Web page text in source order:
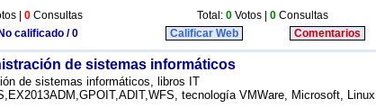
| 0 Consultas Total: 0 Votos | 0 Consultas
No calificado / 0 Calificar Web Comentarios
de sistemas informáticos
de sistemas informáticos, libros IT
tecnología VMWare, Microsoft, Linux